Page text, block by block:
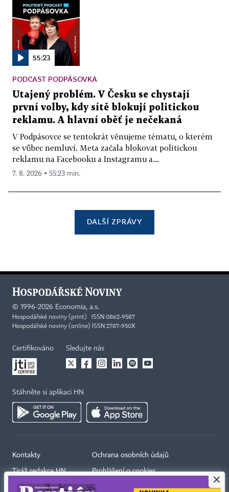
55:23
PODCAST PODPÁSOVKA
Utajený problém. V Česku se chystají
první volby, kdy sítě blokují politickou
reklamu. A hlavní oběť je nečekaná
V Podpásovce se tentokrát věnujeme tématu, o kterém
se vůbec nemluví. Meta začala blokovat politickou
reklamu na Facebooku a Instagramu a...
7. 8. 2026 ▪ 55:23 min.
DALŠÍ ZPRÁVY
© 1996-2026 Economia, a.s.
Hospodářské noviny (print) ISSN 0862-9587
Hospodářské noviny (online) ISSN 2787-950X
Certifikováno Sledujte nás
Stáhněte si aplikaci HN
Kontakty
Tiráž redakce HN
Economia
Ochrana osobních údajů
Prohlášení o cookies
Nastavení soukromí ×